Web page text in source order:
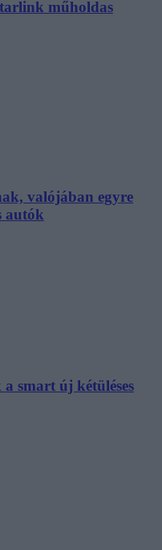
műholdas
valójában egyre
autók
smart új kétüléses